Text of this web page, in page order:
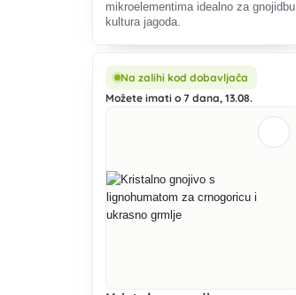
mikroelementima idealno za gnojidbu
kultura jagoda.
Na zalihi kod dobavljača
Možete imati o 7 dana, 13.08.